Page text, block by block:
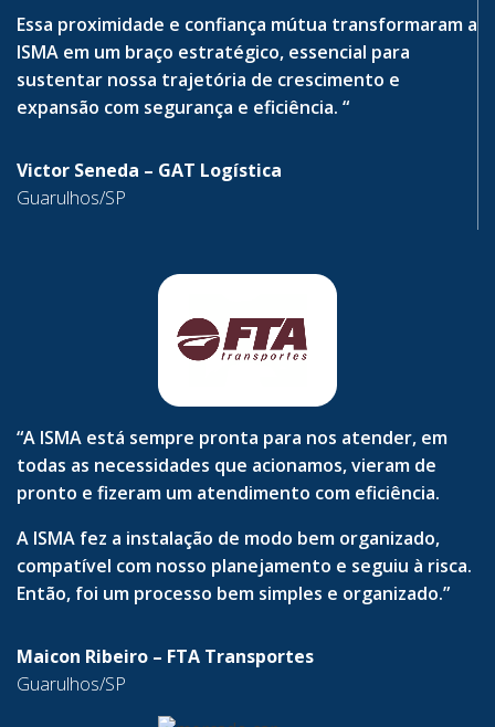
Essa proximidade e confiança mútua transformaram a
ISMA em um braço estratégico, essencial para
sustentar nossa trajetória de crescimento e
expansão com segurança e eficiência. “
Victor Seneda – GAT Logística
Guarulhos/SP
“A ISMA está sempre pronta para nos atender, em
todas as necessidades que acionamos, vieram de
pronto e fizeram um atendimento com eficiência.
A ISMA fez a instalação de modo bem organizado,
compatível com nosso planejamento e seguiu à risca.
Então, foi um processo bem simples e organizado.”
Maicon Ribeiro – FTA Transportes
Guarulhos/SP